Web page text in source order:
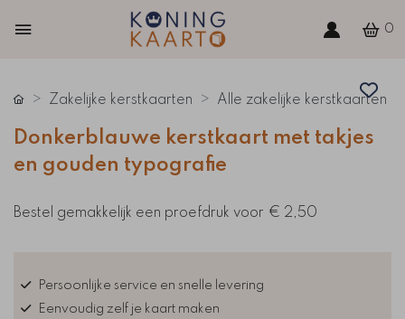
0
Zakelijke kerstkaarten Alle zakelijke kerstkaarten
Donkerblauwe kerstkaart met takjes
en gouden typografie
Bestel gemakkelijk een proefdruk voor € 2,50
Persoonlijke service en snelle levering
Eenvoudig zelf je kaart maken